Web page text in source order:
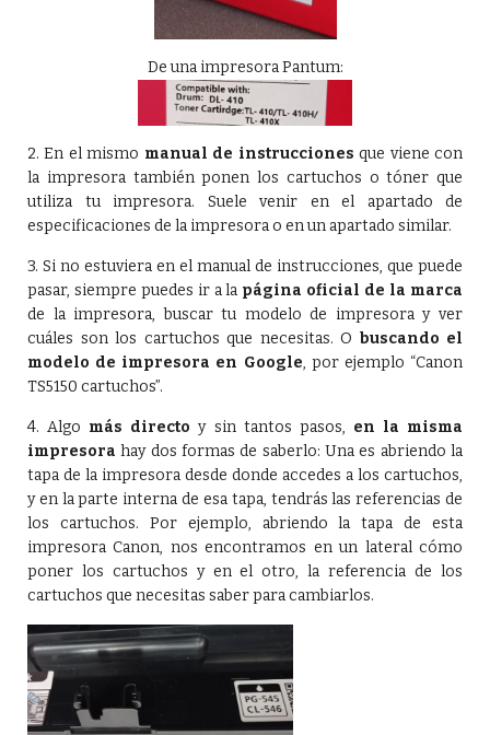
De una impresora Pantum:
2. En el mismo manual de instrucciones que viene con
la impresora también ponen los cartuchos o tóner que
utiliza tu impresora. Suele venir en el apartado de
especificaciones de la impresora o en un apartado similar.
3. Si no estuviera en el manual de instrucciones, que puede
pasar, siempre puedes ir a la página oficial de la marca
de la impresora, buscar tu modelo de impresora y ver
cuáles son los cartuchos que necesitas. O buscando el
modelo de impresora en Google, por ejemplo “Canon
TS5150 cartuchos”.
4. Algo más directo y sin tantos pasos, en la misma
impresora hay dos formas de saberlo: Una es abriendo la
tapa de la impresora desde donde accedes a los cartuchos,
y en la parte interna de esa tapa, tendrás las referencias de
los cartuchos. Por ejemplo, abriendo la tapa de esta
impresora Canon, nos encontramos en un lateral cómo
poner los cartuchos y en el otro, la referencia de los
cartuchos que necesitas saber para cambiarlos.